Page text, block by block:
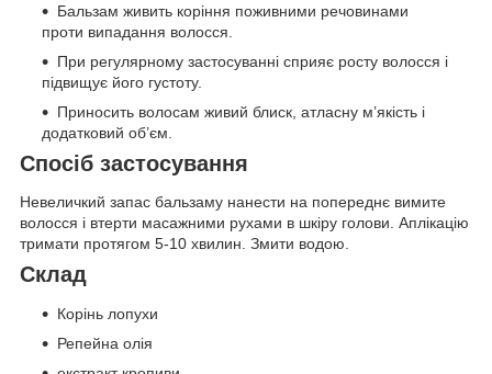
Бальзам живить коріння поживними речовинами
проти випадання волосся.
При регулярному застосуванні сприяє росту волосся і
підвищує його густоту.
Приносить волосам живий блиск, атласну м’якість і
додатковий об’єм.
Спосіб застосування
Невеличкий запас бальзаму нанести на попереднє вимите
волосся і втерти масажними рухами в шкіру голови. Аплікацію
тримати протягом 5-10 хвилин. Змити водою.
Склад
Корінь лопухи
Репейна олія